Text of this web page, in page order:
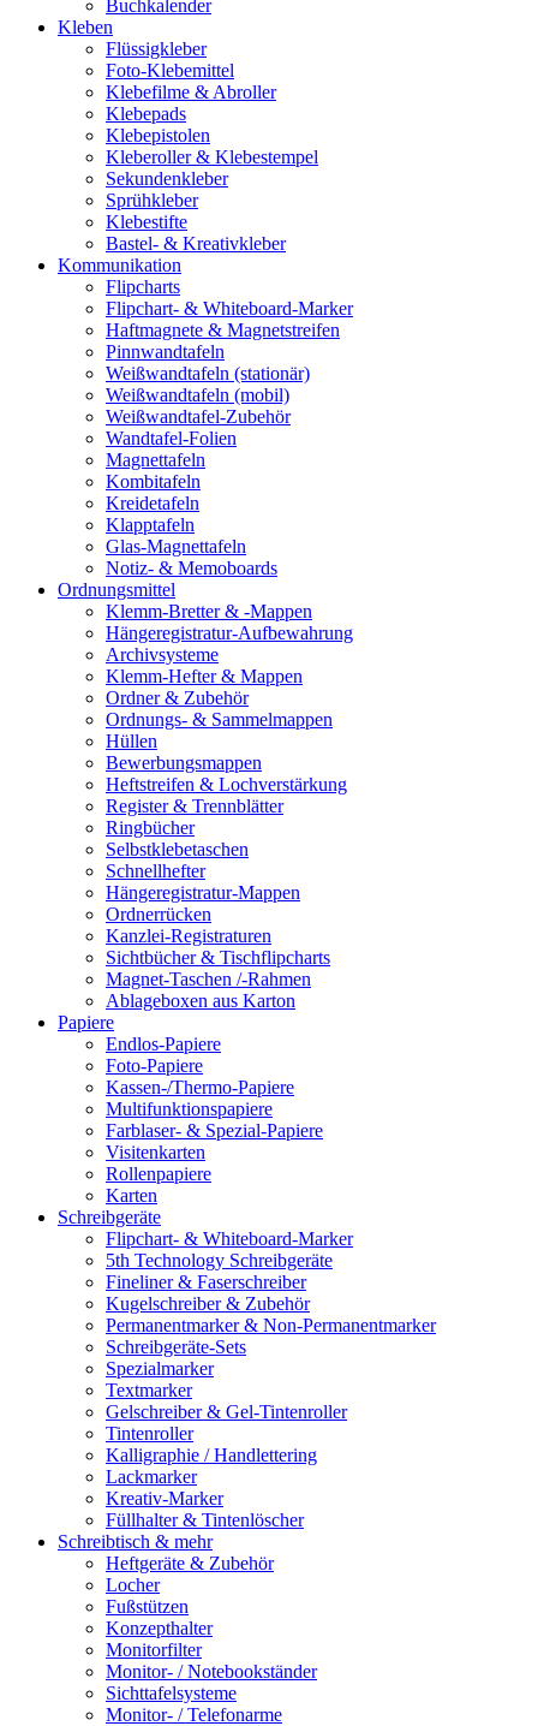
Buchkalender
Kleben
Flüssigkleber
Foto-Klebemittel
Klebefilme & Abroller
Klebepads
Klebepistolen
Kleberoller & Klebestempel
Sekundenkleber
Sprühkleber
Klebestifte
Bastel- & Kreativkleber
Kommunikation
Flipcharts
Flipchart- & Whiteboard-Marker
Haftmagnete & Magnetstreifen
Pinnwandtafeln
Weißwandtafeln (stationär)
Weißwandtafeln (mobil)
Weißwandtafel-Zubehör
Wandtafel-Folien
Magnettafeln
Kombitafeln
Kreidetafeln
Klapptafeln
Glas-Magnettafeln
Notiz- & Memoboards
Ordnungsmittel
Klemm-Bretter & -Mappen
Hängeregistratur-Aufbewahrung
Archivsysteme
Klemm-Hefter & Mappen
Ordner & Zubehör
Ordnungs- & Sammelmappen
Hüllen
Bewerbungsmappen
Heftstreifen & Lochverstärkung
Register & Trennblätter
Ringbücher
Selbstklebetaschen
Schnellhefter
Hängeregistratur-Mappen
Ordnerrücken
Kanzlei-Registraturen
Sichtbücher & Tischflipcharts
Magnet-Taschen /-Rahmen
Ablageboxen aus Karton
Papiere
Endlos-Papiere
Foto-Papiere
Kassen-/Thermo-Papiere
Multifunktionspapiere
Farblaser- & Spezial-Papiere
Visitenkarten
Rollenpapiere
Karten
Schreibgeräte
Flipchart- & Whiteboard-Marker
5th Technology Schreibgeräte
Fineliner & Faserschreiber
Kugelschreiber & Zubehör
Permanentmarker & Non-Permanentmarker
Schreibgeräte-Sets
Spezialmarker
Textmarker
Gelschreiber & Gel-Tintenroller
Tintenroller
Kalligraphie / Handlettering
Lackmarker
Kreativ-Marker
Füllhalter & Tintenlöscher
Schreibtisch & mehr
Heftgeräte & Zubehör
Locher
Fußstützen
Konzepthalter
Monitorfilter
Monitor- / Notebookständer
Sichttafelsysteme
Monitor- / Telefonarme